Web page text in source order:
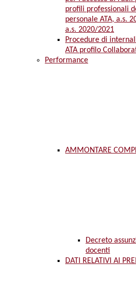
profili professionali
personale ATA, a.s.
a.s. 2020/2021
Procedure di
ATA profilo
Performance
AMMONTARE
Decreto
docenti
DATI RELATIVI AI